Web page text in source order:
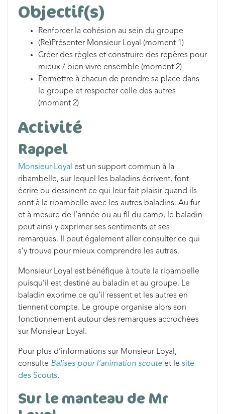
Objectif(s)
Renforcer la cohésion au sein du groupe
(Re)Présenter Monsieur Loyal (moment 1)
Créer des règles et construire des repères pour
mieux / bien vivre ensemble (moment 2)
Permettre à chacun de prendre sa place dans
le groupe et respecter celle des autres
(moment 2)
Activité
Rappel
Monsieur Loyal est un support commun à la
ribambelle, sur lequel les baladins écrivent, font
écrire ou dessinent ce qui leur fait plaisir quand ils
sont à la ribambelle avec les autres baladins. Au fur
et à mesure de l’année ou au fil du camp, le baladin
peut ainsi y exprimer ses sentiments et ses
remarques. Il peut également aller consulter ce qui
s’y trouve pour mieux comprendre les autres.
Monsieur Loyal est bénéfique à toute la ribambelle
puisqu’il est destiné au baladin et au groupe. Le
baladin exprime ce qu’il ressent et les autres en
tiennent compte. Le groupe organise alors son
fonctionnement autour des remarques accrochées
sur Monsieur Loyal.
Pour plus d’informations sur Monsieur Loyal,
consulte Balises pour l’animation scoute et le site
des Scouts.
Sur le manteau de Mr